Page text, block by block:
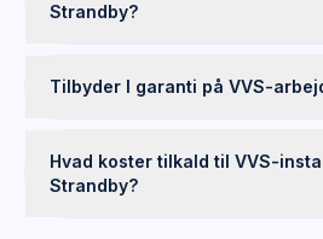
Strandby?
Tilbyder I garanti på VVS-
Hvad koster tilkald til VVS-
Strandby?